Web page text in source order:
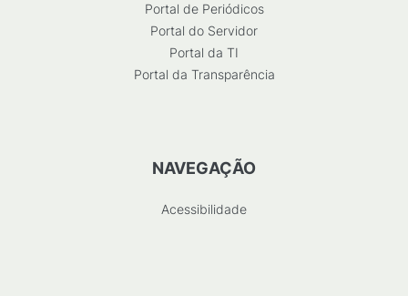
Portal de Periódicos
Portal do Servidor
Portal da TI
Portal da Transparência
NAVEGAÇÃO
Acessibilidade